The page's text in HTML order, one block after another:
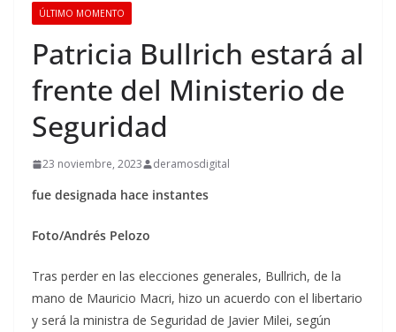
ÚLTIMO MOMENTO
Patricia Bullrich estará al
frente del Ministerio de
Seguridad
23 noviembre, 2023 deramosdigital
fue designada hace instantes
Foto/Andrés Pelozo
Tras perder en las elecciones generales, Bullrich, de la
mano de Mauricio Macri, hizo un acuerdo con el libertario
y será la ministra de Seguridad de Javier Milei, según